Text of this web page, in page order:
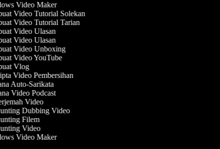
Video Maker
Video Tutorial Solekan
Video Tutorial Tarian
Video Ulasan
Video Ulasan
Video Unboxing
Video YouTube
Vlog
Video Pembersihan
Auto-Sarikata
Video Podcast
Video
Dubbing Video
Filem
Video
Video Maker